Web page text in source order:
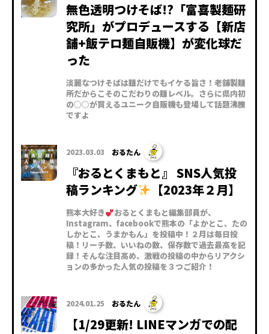
無色透明つけそば!?「富喜製麺研
究所」がプロデュースする【新店
舗+飯テロ麺自販機】が変化球だ
った
淡麗なつけそばは麺だけでもイケる旨さ！老舗製麺
所だからこそのこだわりの麺レベル。さらに県内初
の○○が買えるユニーク自販機も登場して話題沸騰
ですよ
2023.03.03 おるたん
『おるとくまもと』 SNS人気投
稿ランキング
【2023年２月】
熊本大好き
おるとくまもと編集部員が、
Instagram、facebookで熊本の「よかとこ、たの
しかとこ、うまかもん」を投稿中！２月は毎日投
稿！リーチ数、いいねの数、保存数で過去最高を記
録！そんな注目高め、激戦の投稿の中からリアクシ
ョンの多かった人気の投稿を３つご紹介！
2024.01.25 おるたん
【1/29更新! LINEマンガでの配